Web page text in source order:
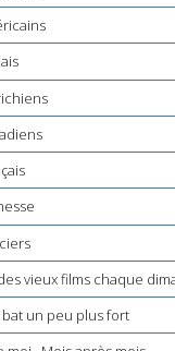
vieux films chaque
un peu plus fort